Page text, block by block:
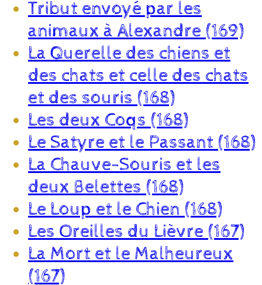
Tribut envoyé par les
animaux à Alexandre (169)
La Querelle des chiens et
des chats et celle des chats
et des souris (168)
Les deux Coqs (168)
Le Satyre et le Passant (168)
La Chauve-Souris et les
deux Belettes (168)
Le Loup et le Chien (168)
Les Oreilles du Lièvre (167)
La Mort et le Malheureux
(167)